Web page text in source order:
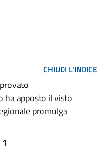
CHIUDI L'INDICE
ha apposto il visto
promulga